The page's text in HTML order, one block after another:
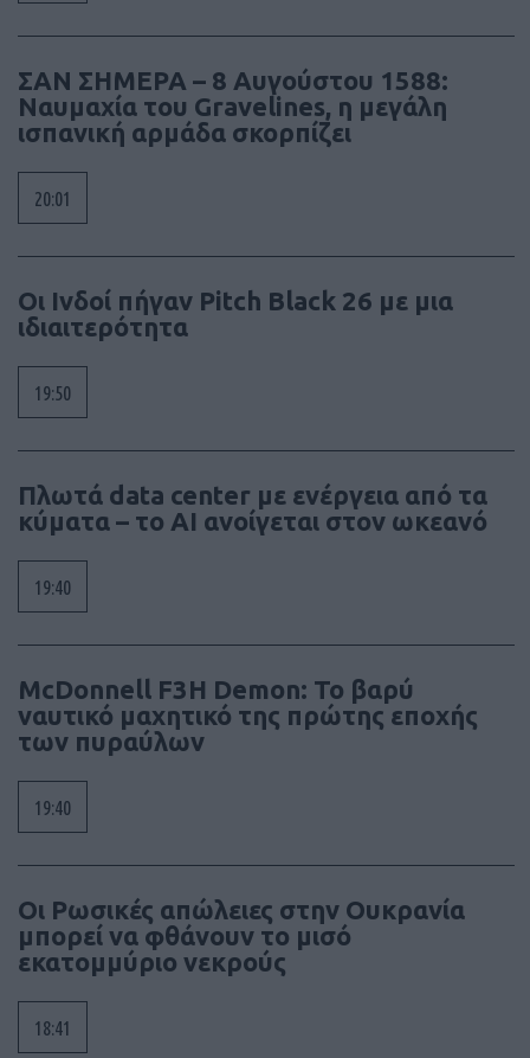
ΣΑΝ ΣΗΜΕΡΑ – 8 Αυγούστου 1588:
Ναυμαχία του Gravelines, η μεγάλη
ισπανική αρμάδα σκορπίζει
20:01
Οι Ινδοί πήγαν Pitch Black 26 με μια
ιδιαιτερότητα
19:50
Πλωτά data center με ενέργεια από τα
κύματα – το AI ανοίγεται στον ωκεανό
19:40
McDonnell F3H Demon: Το βαρύ
ναυτικό μαχητικό της πρώτης εποχής
των πυραύλων
19:40
Οι Ρωσικές απώλειες στην Ουκρανία
μπορεί να φθάνουν το μισό
εκατομμύριο νεκρούς
18:41